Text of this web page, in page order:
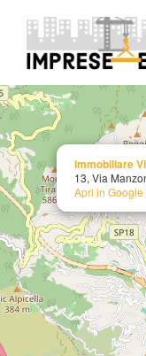
Immobiliare
13, Via
Apri in Google
+
−